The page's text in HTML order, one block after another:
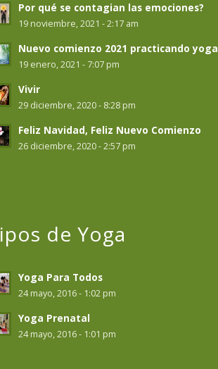
Por qué se contagian las emociones?
19 noviembre, 2021 - 2:17 am
Nuevo comienzo 2021 practicando yoga
19 enero, 2021 - 7:07 pm
Vivir
29 diciembre, 2020 - 8:28 pm
Feliz Navidad, Feliz Nuevo Comienzo
26 diciembre, 2020 - 2:57 pm
de Yoga
Yoga Para Todos
24 mayo, 2016 - 1:02 pm
Yoga Prenatal
24 mayo, 2016 - 1:01 pm